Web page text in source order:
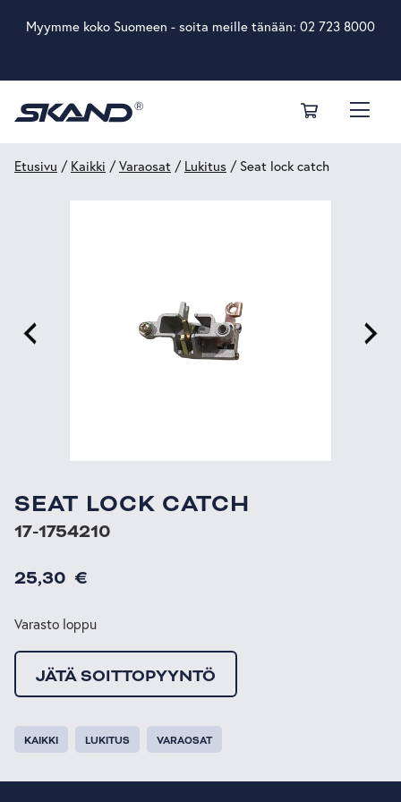
Myymme koko Suomeen - soita meille tänään: 02 723 8000
Etusivu / Kaikki /Varaosat / Lukitus / Seat lock catch
SEAT LOCK CATCH
17-1754210
25,30 €
Varasto loppu
JÄTÄ SOITTOPYYNTÖ
KAIKKI LUKITUS VARAOSAT